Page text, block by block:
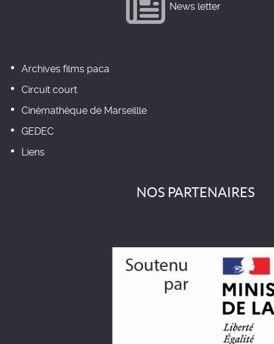
News letter
Archives films paca
Circuit court
Cinémathèque de Marseillle
GEDEC
Liens
NOS PARTENAIRES